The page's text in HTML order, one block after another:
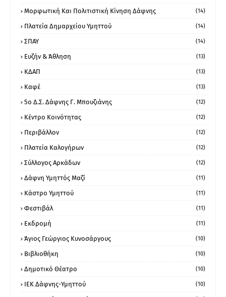
Μορφωτική Και Πολιτιστική Κίνηση Δάφνης (14)
Πλατεία Δημαρχείου Υμηττού (14)
ΣΠΑΥ (14)
Ευζήν & Άθληση (13)
ΚΔΑΠ (13)
Καφέ (13)
5ο Δ.Σ. Δάφνης Γ. Μπουζιάνης (12)
Κέντρο Κοινότητας (12)
Περιβάλλον (12)
Πλατεία Καλογήρων (12)
Σύλλογος Αρκάδων (12)
Δάφνη Υμηττός Μαζί (11)
Κάστρο Υμηττού (11)
Φεστιβάλ (11)
Εκδρομή (11)
Άγιος Γεώργιος Κυνοσάργους (10)
Βιβλιοθήκη (10)
Δημοτικό Θέατρο (10)
ΙΕΚ Δάφνης-Υμηττού (10)